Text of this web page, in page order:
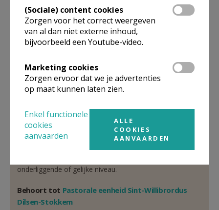
Dhr.Jos Janssen
Eekhoornlaan 17
3650 ROTEM
089 86 36 39
Stuur een mailtje
Google Maps
Organisatiestructuur
Niet gevonden wat je zocht? Hier vind je links naar de
onderliggende of gelijke niveau.
Behoort tot Pastorale eenheid Sint-Willibrordus
Dilsen-Stokkem
(Sociale) content cookies
Zorgen voor het correct weergeven
van al dan niet externe inhoud,
bijvoorbeeld een Youtube-video.
Marketing cookies
Zorgen ervoor dat we je advertenties
op maat kunnen laten zien.
Enkel functionele
cookies
aanvaarden
ALLE
COOKIES
AANVAARDEN